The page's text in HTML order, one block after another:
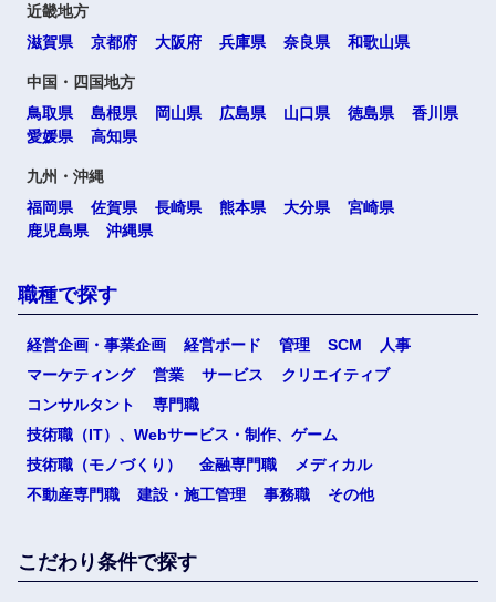
近畿地方
滋賀県
京都府 大阪府 兵庫県 奈良県 和歌山県
中国・四国地方
鳥取県
島根県 岡山県 広島県 山口県 徳島県
香川県
愛媛県
高知県
九州・沖縄
福岡県
佐賀県 長崎県 熊本県 大分県
宮崎県
鹿児島県
沖縄県
職種で探す
経営企画・事業企画 経営ボード 管理 SCM
人事
マーケティング
営業 サービス
クリエイティブ
コンサルタント
専門職
技術職（IT）、Webサービス・制作、ゲーム
技術職（モノづくり）
金融専門職
メディカル
不動産専門職
建設・施工管理 事務職 その他
こだわり条件で探す